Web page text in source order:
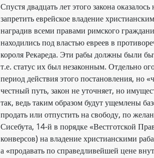
Спустя двадцать лет этого закона
запретить еврейское владение
наградив всеми правами римского
находились под властью евреев в
короля Рекареда. Эти рабы должны были
т.е. статус их был незаконным. Отдельно
период действия этого постановления, но
честный путь, закон не уточняет, но
так, ведь таким образом будут ущемлены
продать или отпустить на свободу, по
Сисебута, 14-й в порядке «Вестготской
конверсов) на владение христианскими
а «продавать по справедливейшей цене